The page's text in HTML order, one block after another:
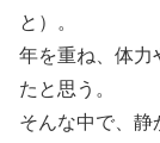
と）。
年を重ね、体力
たと思う。
そんな中で、静